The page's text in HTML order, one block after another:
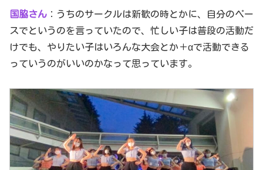
国脇さん ：うちのサークルは新歓の時とかに、自分のペー
スでというのを言っていたので、忙しい子は普段の活動だ
けでも、やりたい子はいろんな大会とか＋αで活動できる
っていうのがいいのかなって思っています。